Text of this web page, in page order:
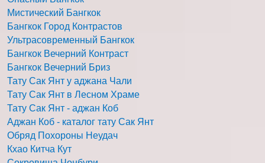
Мистический Бангкок
Бангкок Город Контрастов
Ультрасовременный Бангкок
Бангкок Вечерний Контраст
Бангкок Вечерний Бриз
Тату Сак Янт у аджана Чали
Тату Сак Янт в Лесном Храме
Тату Сак Янт - аджан Коб
Аджан Коб - каталог тату Сак Янт
Обряд Похороны Неудач
Кхао Китча Кут